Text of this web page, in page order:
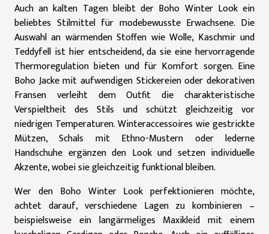
Auch an kalten Tagen bleibt der Boho Winter Look ein
beliebtes Stilmittel für modebewusste Erwachsene. Die
Auswahl an wärmenden Stoffen wie Wolle, Kaschmir und
Teddyfell ist hier entscheidend, da sie eine hervorragende
Thermoregulation bieten und für Komfort sorgen. Eine
Boho Jacke mit aufwendigen Stickereien oder dekorativen
Fransen verleiht dem Outfit die charakteristische
Verspieltheit des Stils und schützt gleichzeitig vor
niedrigen Temperaturen. Winteraccessoires wie gestrickte
Mützen, Schals mit Ethno-Mustern oder lederne
Handschuhe ergänzen den Look und setzen individuelle
Akzente, wobei sie gleichzeitig funktional bleiben.
Wer den Boho Winter Look perfektionieren möchte,
achtet darauf, verschiedene Lagen zu kombinieren –
beispielsweise ein langärmeliges Maxikleid mit einem